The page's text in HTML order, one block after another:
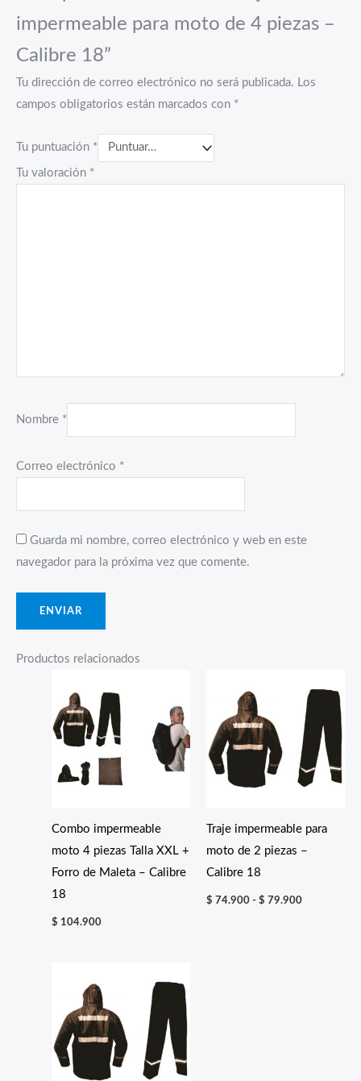
impermeable para moto de 4 piezas –
Calibre 18”
Tu dirección de correo electrónico no será publicada. Los
campos obligatorios están marcados con *
Tu puntuación *
Tu valoración *
Nombre *
Correo electrónico *
Guarda mi nombre, correo electrónico y web en este
navegador para la próxima vez que comente.
Productos relacionados
Combo impermeable
moto 4 piezas Talla XXL +
Forro de Maleta – Calibre
18
$ 104.900
Traje impermeable para
moto de 2 piezas –
Calibre 18
$ 74.900 - $ 79.900Rango